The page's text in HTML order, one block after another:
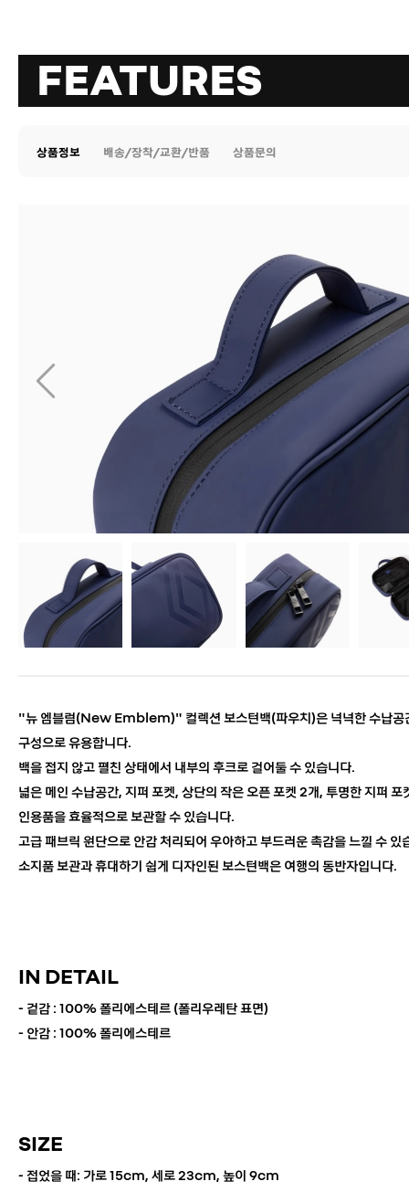
FEATURES
상품정보 배송/장착/교환/반품 상품문의
"뉴 엠블럼(New Emblem)" 컬렉션 보스턴백(파우치)은 넉넉한 수납공
구성으로 유용합니다.
백을 접지 않고 펼친 상태에서 내부의 후크로 걸어둘 수 있습니다.
넓은 메인 수납공간, 지퍼 포켓, 상단의 작은 오픈 포켓 2개, 투명한 지퍼 포
인용품을 효율적으로 보관할 수 있습니다.
고급 패브릭 원단으로 안감 처리되어 우아하고 부드러운 촉감을 느낄 수 있
소지품 보관과 휴대하기 쉽게 디자인된 보스턴백은 여행의 동반자입니다.
IN DETAIL
- 겉감 : 100% 폴리에스테르 (폴리우레탄 표면)
- 안감 : 100% 폴리에스테르
SIZE
- 접었을 때: 가로 15cm, 세로 23cm, 높이 9cm